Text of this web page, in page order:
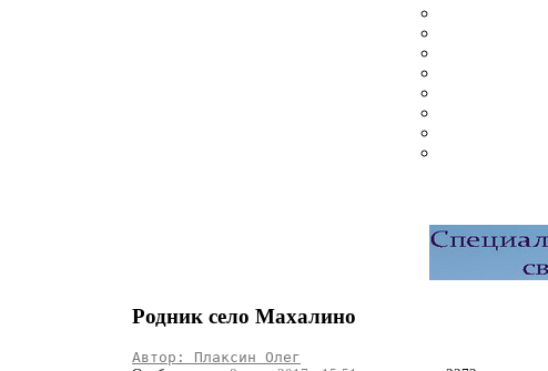
Родник село Махалино
Автор: Плаксин Олег